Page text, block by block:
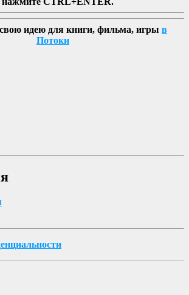
идею для книги, фильма, игры в
Потоки